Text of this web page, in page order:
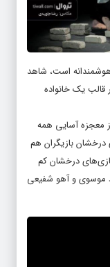
است، شاهد
یک خانواده
معجزه آسایی همه
بازیگران هم
درخشان کم
موسوی و آهو‌ شفیعی